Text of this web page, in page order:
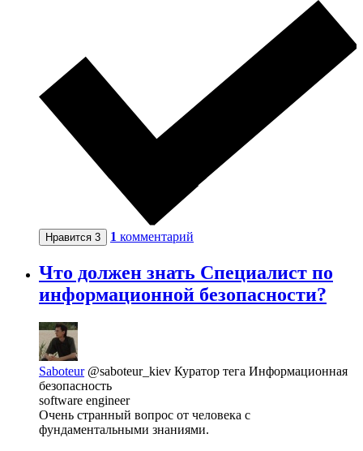
Нравится 3 1 комментарий
Что должен знать Специалист по
информационной безопасности?
Saboteur @saboteur_kiev Куратор тега Информационная
безопасность
software engineer
Очень странный вопрос от человека с
фундаментальными знаниями.